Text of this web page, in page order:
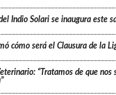
Indio Solari se inaugura este
cómo será el Clausura de la
“Tratamos de que nos